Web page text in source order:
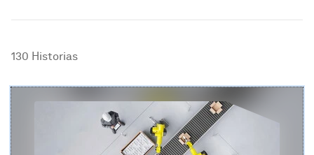
130 Historias